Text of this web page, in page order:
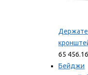
65
Бейджи